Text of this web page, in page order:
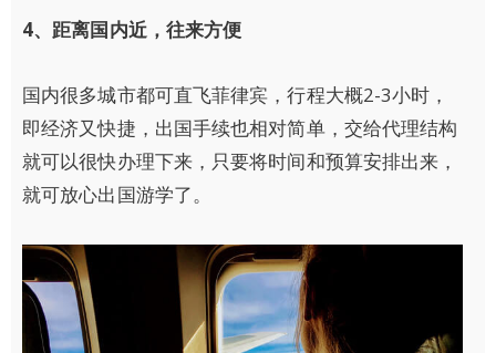
4、距离国内近，往来方便
国内很多城市都可直飞菲律宾，行程大概2-3小时，
即经济又快捷，出国手续也相对简单，交给代理结构
就可以很快办理下来，只要将时间和预算安排出来，
就可放心出国游学了。